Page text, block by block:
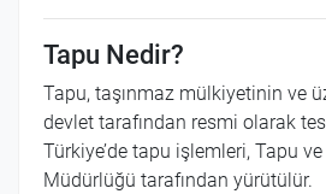
Tapu Nedir?
Tapu, taşınmaz mülkiyetinin ve
devlet tarafından resmi olarak
Türkiye’de tapu işlemleri, Tapu
Müdürlüğü tarafından yürütülür.